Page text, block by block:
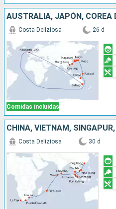
Comidas incluidas
Costa Deliziosa 26 d
Costa Deliziosa 30 d